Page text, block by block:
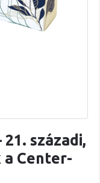
századi,
Center-